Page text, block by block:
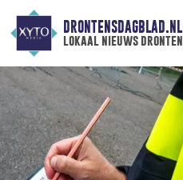
DRONTENSDAGBLAD.NL
lokaal nieuws